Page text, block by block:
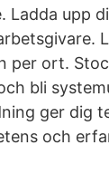
Ladda upp
per ort.
bli
ger dig
och